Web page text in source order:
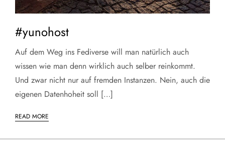
#yunohost
Auf dem Weg ins Fediverse will man natürlich auch
wissen wie man denn wirklich auch selber reinkommt.
Und zwar nicht nur auf fremden Instanzen. Nein, auch die
eigenen Datenhoheit soll […]
READ MORE